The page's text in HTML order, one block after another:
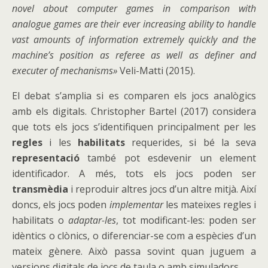
novel about computer games in comparison with
analogue games are their ever increasing ability to handle
vast amounts of information extremely quickly and the
machine’s position as referee as well as definer and
executer of mechanisms»Veli-Matti (2015).
El debat s’amplia si es comparen els jocs analògics
amb els digitals. Christopher Bartel (2017) considera
que tots els jocs s’identifiquen principalment per les
regles i les habilitatsrequerides, si bé la seva
representació també pot esdevenir un element
identificador. A més, tots els jocs poden ser
transmèdia i reproduir altres jocs d’un altre mitjà. Així
doncs, els jocs poden implementarles mateixes regles i
habilitats o adaptar-les, tot modificant-les: poden ser
idèntics o clònics, o diferenciar-se com a espècies d’un
mateix gènere. Això passa sovint quan juguem a